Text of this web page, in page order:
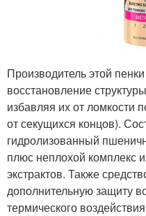
Производитель этой
восстановление
избавляя их от ломкости
от секущихся концов).
гидролизованный
плюс неплохой комплекс
экстрактов. Также
дополнительную защиту
термического